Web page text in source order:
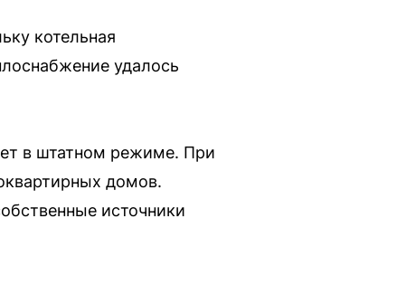
котельная
удалось
в штатном режиме. При
домов.
источники